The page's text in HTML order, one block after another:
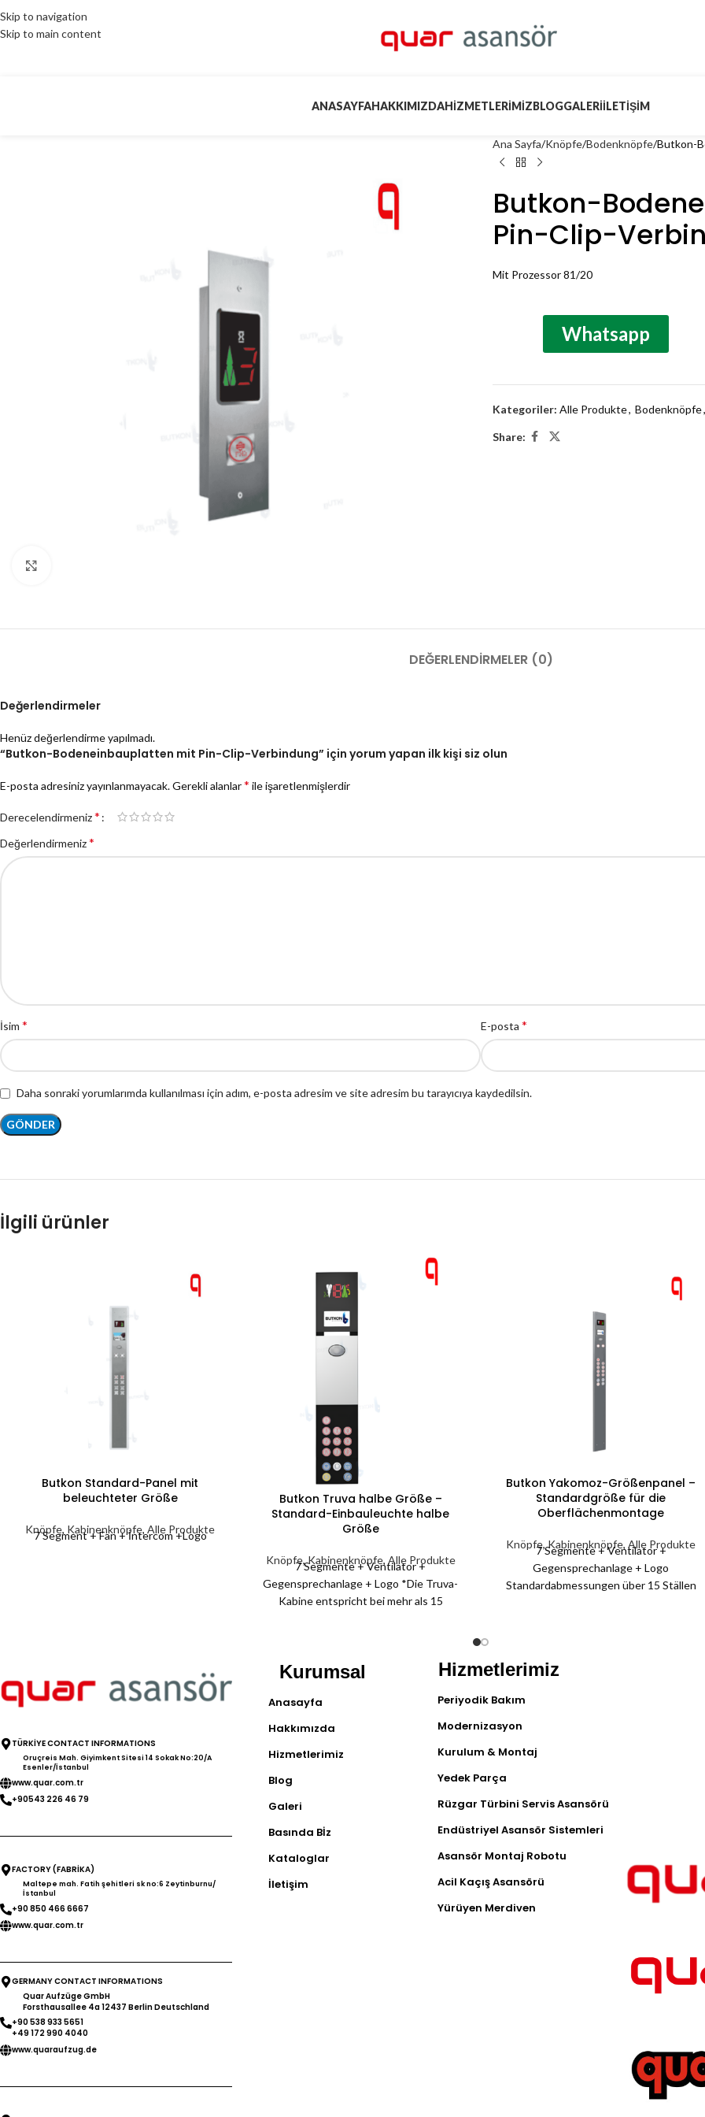
Skip to navigation
Skip to main content
ANASAYFAHAKKIMIZDAHIZMETLERIMIZBLOGGALERIİLETIŞIM
Ana Sayfa Knöpfe Bodenknöpfe Butkon-
Butkon-
Pin-Clip-
Mit Prozessor 81/20
Whatsapp
Kategoriler: Alle Produkte, Bodenknöpfe,
Share:
DEĞERLENDIRMELER (0)
Değerlendirmeler
Henüz değerlendirme yapılmadı.
“Butkon-Bodeneinbauplatten mit Pin-Clip-Verbindung” için yorum yapan ilk kişi siz olun
E-posta adresiniz yayınlanmayacak.Gerekli alanlar* ile işaretlenmişlerdir
Derecelendirmeniz*
Değerlendirmeniz*
İsim * E-posta *
Daha sonraki yorumlarımda kullanılması için adım, e-posta adresim ve site adresim bu tarayıcıya kaydedilsin.
İlgili ürünler
Butkon Standard-Panel mit
beleuchteter Größe
Knöpfe, Kabinenknöpfe,Alle Produkte
7 Segment + Fan + İntercom +Logo
Butkon Truva halbe Größe –
Standard-Einbauleuchte halbe
Größe
Knöpfe,Kabinenknöpfe, Alle Produkte
7 Segmente + Ventilator +
Gegensprechanlage + Logo *Die Truva-
Kabine entspricht bei mehr als 15
Stopps.
Butkon Yakomoz-Größenpanel –
Standardgröße für die
Oberflächenmontage
Knöpfe,Kabinenknöpfe,Alle Produkte
7 Segmente + Ventilator +
Gegensprechanlage + Logo
Standardabmessungen über 15 Ställen
TÜRKİYE CONTACT INFORMATIONS
Oruçreis Mah. Giyimkent Sitesi 14 Sokak No:20/A
Esenler/İstanbul
www.quar.com.tr
+90543 226 46 79
FACTORY (FABRİKA)
Maltepe mah. Fatih şehitleri sk no:6 Zeytinburnu/
İstanbul
+90 850 466 6667
www.quar.com.tr
GERMANY CONTACT INFORMATIONS
Quar Aufzüge GmbH
Forsthausallee 4a 12437 Berlin Deutschland
+90 538 933 5651
+49 172 990 4040
www.quaraufzug.de
Kurumsal
Anasayfa
Hakkımızda
Hizmetlerimiz
Blog
Galeri
Basında Bİz
Kataloglar
İletişim
Hizmetlerimiz
Periyodik Bakım
Modernizasyon
Kurulum & Montaj
Yedek Parça
Rüzgar Türbini Servis Asansörü
Endüstriyel Asansör Sistemleri
Asansör Montaj Robotu
Acil Kaçış Asansörü
Yürüyen Merdiven